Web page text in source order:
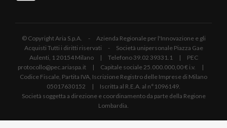
© Copyright Aria S.p.A. - Azienda Regionale per l'Innovazione e gli
Acquisti Tutti i diritti riservati - Società unipersonale Piazza Gae
Aulenti, 1 20154 Milano | Telefono 39.02 39331.1 | PEC
protocollo@pec.ariaspa.it | Capitale sociale 25.000.000,00 € i.v. |
Codice Fiscale, Partita IVA, Iscrizione Registro delle Imprese di Milano
05017630152 | Iscritta al R.E.A. al n°1096149.
Società soggetta a direzione e coordinamento da parte della Regione
Lombardia.